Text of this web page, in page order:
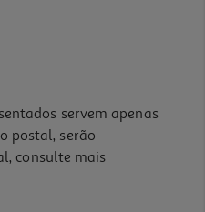
servem apenas
postal, serão
consulte mais